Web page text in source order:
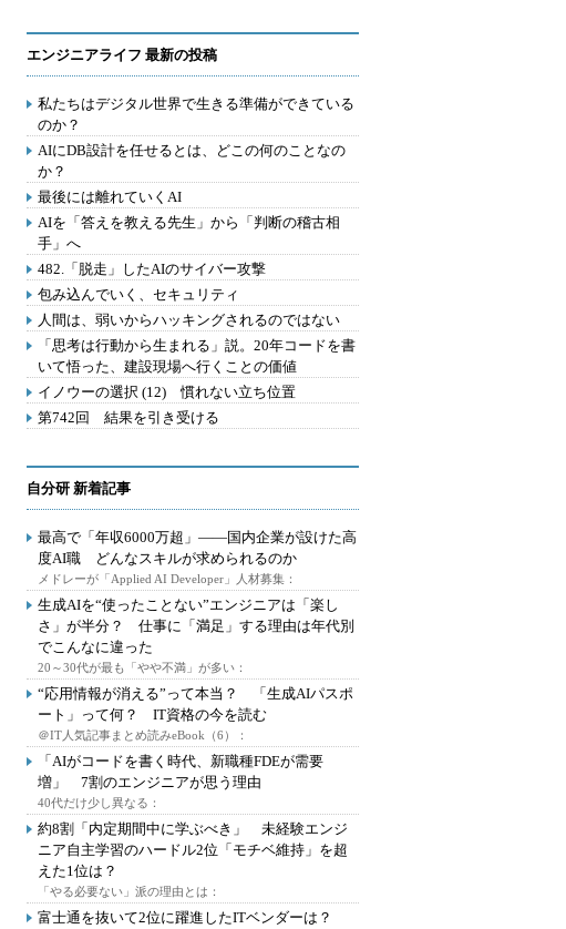
エンジニアライフ 最新の投稿
私たちはデジタル世界で生きる準備ができている
のか？
AIにDB設計を任せるとは、どこの何のことなの
か？
最後には離れていくAI
AIを「答えを教える先生」から「判断の稽古相
手」へ
482.「脱走」したAIのサイバー攻撃
包み込んでいく、セキュリティ
人間は、弱いからハッキングされるのではない
「思考は行動から生まれる」説。20年コードを書
いて悟った、建設現場へ行くことの価値
イノウーの選択 (12) 慣れない立ち位置
第742回 結果を引き受ける
自分研 新着記事
最高で「年収6000万超」――国内企業が設けた高
度AI職 どんなスキルが求められるのか
メドレーが「Applied AI Developer」人材募集：
生成AIを“使ったことない”エンジニアは「楽し
さ」が半分？ 仕事に「満足」する理由は年代別
でこんなに違った
20～30代が最も「やや不満」が多い：
“応用情報が消える”って本当？ 「生成AIパスポ
ート」って何？ IT資格の今を読む
＠IT人気記事まとめ読みeBook（6）：
「AIがコードを書く時代、新職種FDEが需要
増」 7割のエンジニアが思う理由
40代だけ少し異なる：
約8割「内定期間中に学ぶべき」 未経験エンジ
ニア自主学習のハードル2位「モチベ維持」を超
えた1位は？
「やる必要ない」派の理由とは：
富士通を抜いて2位に躍進したITベンダーは？